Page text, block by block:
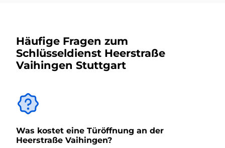
Häufige Fragen zum
Schlüsseldienst Heerstraße
Vaihingen Stuttgart
Was kostet eine Türöffnung an der
Heerstraße Vaihingen?